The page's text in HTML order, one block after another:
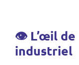
👁 L’œil de
industriel